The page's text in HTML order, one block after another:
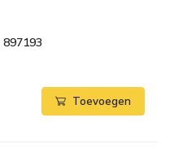
897193
Toevoegen